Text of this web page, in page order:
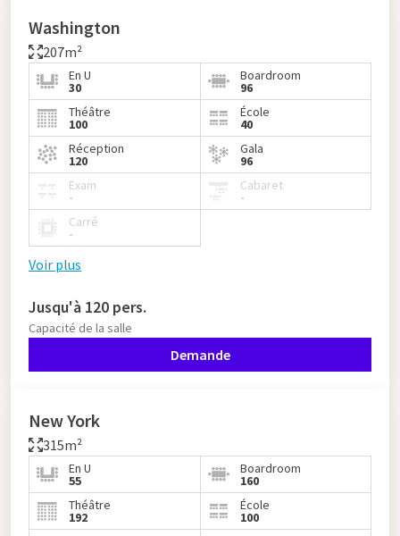
Washington
207m²
En U
30
Boardroom
96
Théâtre
100
École
40
Réception
120
Gala
96
Exam
-
Cabaret
-
Carré
-
Voir plus
Jusqu'à 120 pers.
Capacité de la salle
Demande
New York
315m²
En U
55
Boardroom
160
Théâtre
192
École
100